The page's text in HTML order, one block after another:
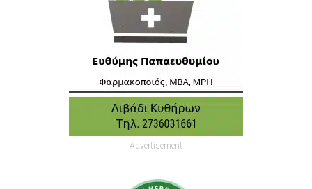
Advertisement